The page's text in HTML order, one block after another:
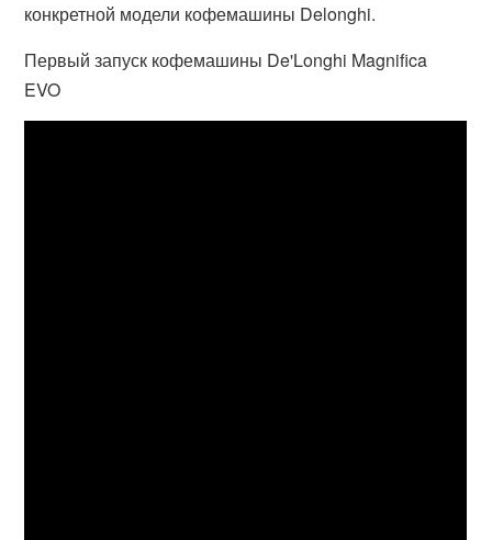
конкретной модели кофемашины Delonghi.
Первый запуск кофемашины De'Longhi Magnifica
EVO